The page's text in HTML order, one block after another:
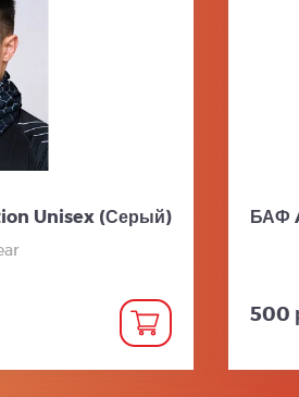
Unisex (Серый) БАФ
500